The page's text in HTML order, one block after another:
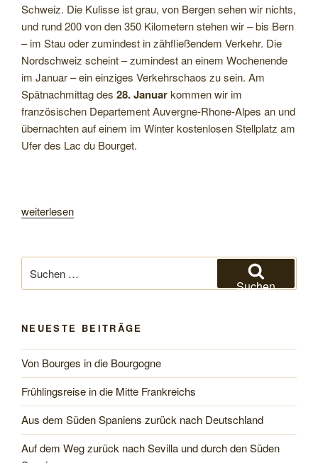
Schweiz. Die Kulisse ist grau, von Bergen sehen wir nichts,
und rund 200 von den 350 Kilometern stehen wir – bis Bern
– im Stau oder zumindest in zähfließendem Verkehr. Die
Nordschweiz scheint – zumindest an einem Wochenende
im Januar – ein einziges Verkehrschaos zu sein. Am
Spätnachmittag des 28. Januarkommen wir im
französischen Departement Auvergne-Rhone-Alpes an und
übernachten auf einem im Winter kostenlosen Stellplatz am
Ufer des Lac du Bourget.
„Winterreise
weiterlesen
nach:
Suchen
NEUESTE BEITRÄGE
Von Bourges in die Bourgogne
Frühlingsreise in die Mitte Frankreichs
Aus dem Süden Spaniens zurück nach Deutschland
Auf dem Weg zurück nach Sevilla und durch den Süden